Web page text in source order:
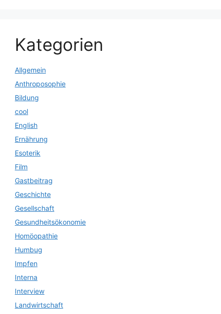
Kategorien
Allgemein
Anthroposophie
Bildung
cool
English
Ernährung
Esoterik
Film
Gastbeitrag
Geschichte
Gesellschaft
Gesundheitsökonomie
Homöopathie
Humbug
Impfen
Interna
Interview
Landwirtschaft